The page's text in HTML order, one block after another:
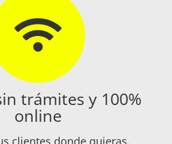
trámites y 100%
online
clientes donde quieras.